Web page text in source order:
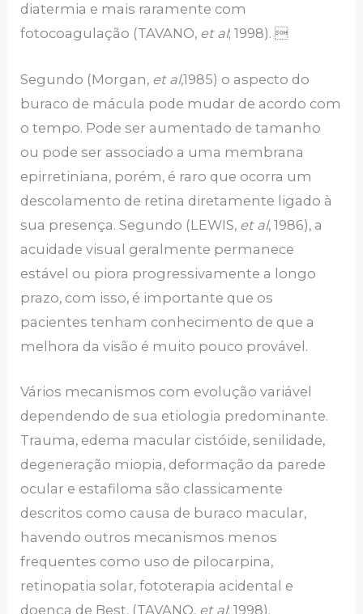
diatermia e mais raramente com
fotocoagulação (TAVANO, et al; 1998). 
Segundo (Morgan, et al,1985) o aspecto do
buraco de mácula pode mudar de acordo com
o tempo. Pode ser aumentado de tamanho
ou pode ser associado a uma membrana
epirretiniana, porém, é raro que ocorra um
descolamento de retina diretamente ligado à
sua presença. Segundo (LEWIS, et al, 1986), a
acuidade visual geralmente permanece
estável ou piora progressivamente a longo
prazo, com isso, é importante que os
pacientes tenham conhecimento de que a
melhora da visão é muito pouco provável.
Vários mecanismos com evolução variável
dependendo de sua etiologia predominante.
Trauma, edema macular cistóide, senilidade,
degeneração miopia, deformação da parede
ocular e estafiloma são classicamente
descritos como causa de buraco macular,
havendo outros mecanismos menos
frequentes como uso de pilocarpina,
retinopatia solar, fototerapia acidental e
doença de Best. (TAVANO, et al; 1998).